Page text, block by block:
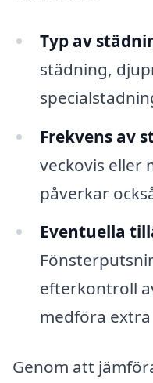
Typ av
städning,
Frekvens av
veckovis eller
påverkar
Eventuella
efterkontroll
medföra
Genom att